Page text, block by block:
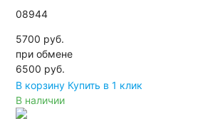
08944
5700 руб.
при обмене
6500 руб.
В корзину Купить в 1 клик
В наличии